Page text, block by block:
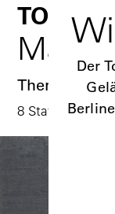
TOUR
Mauer
8 Stationen I
Der